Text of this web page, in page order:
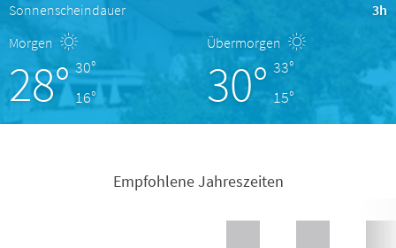
Sonnenscheindauer
3h
Morgen
28° 30°
16°
Übermorgen
30° 33°
15°
Empfohlene Jahreszeiten